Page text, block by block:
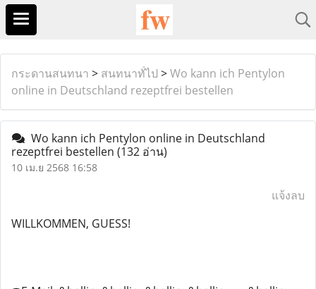
กระดานสนทนา > สนทนาทั่ไป >Wo kann ich Pentylon
online in Deutschland rezeptfrei bestellen
Wo kann ich Pentylon online in Deutschland
rezeptfrei bestellen (132 อ่าน)
10 เม.ย 2568 16:58
แจ้งลบ
WILLKOMMEN, GUESS!